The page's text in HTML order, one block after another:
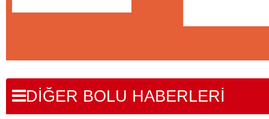
DİĞER BOLU HABERLERİ